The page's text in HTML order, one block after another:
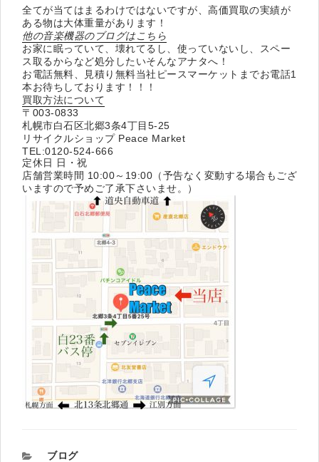
全てが当てはまるわけではないですが、高価買取の実績が
ある物は大体重量があります！
他の音楽機器のブログはこちら
お家に眠っていて、壊れてるし、使っていないし、スペー
ス取るからなど処分したいそんなアナタへ！
お電話無料、見積り無料当社ピースマーケットまでお電話1
本お待ちしております！！！
買取方法について
〒003-0833
札幌市白石区北郷3条4丁目5-25
リサイクルショップ Peace Market
TEL:0120-524-666
定休日 日・祝
店舗営業時間 10:00～19:00（予告なく変動する場合もござ
いますので予めご了承下さいませ。）
カ
ブログ